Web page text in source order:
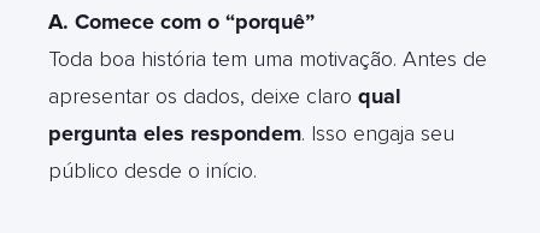
A. Comece com o “porquê”
Toda boa história tem uma motivação. Antes de
apresentar os dados, deixe claro qual
pergunta eles respondem. Isso engaja seu
público desde o início.